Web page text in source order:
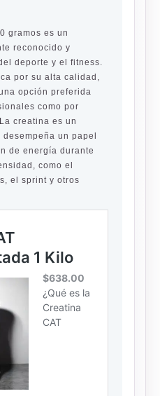
gramos es un
reconocido y
deporte y el fitness.
por su alta calidad,
opción preferida
como por
creatina es un
un papel
de energía durante
como el
el sprint y otros